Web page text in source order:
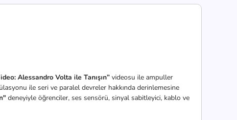
Alessandro Volta ile Tanışın” videosu ile ampuller
ile seri ve paralel devreler hakkında derinlemesine
deneyiyle öğrenciler, ses sensörü, sinyal sabitleyici, kablo ve